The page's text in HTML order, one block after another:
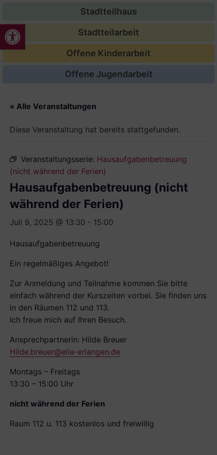
Werkzeugleiste öffnen
Stadtteilhaus
Stadtteilarbeit
Offene Kinderarbeit
Offene Jugendarbeit
« Alle Veranstaltungen
Diese Veranstaltung hat bereits stattgefunden.
Veranstaltungsserie: Hausaufgabenbetreuung
(nicht während der Ferien)
Hausaufgabenbetreuung (nicht
während der Ferien)
Juli 9, 2025 @ 13:30 - 15:00
Hausaufgabenbetreuung
Ein regelmäßiges Angebot!
Zur Anmeldung und Teilnahme kommen Sie bitte
einfach während der Kurszeiten vorbei. Sie finden uns
in den Räumen 112 und 113.
Ich freue mich auf Ihren Besuch.
Ansprechpartnerin: Hilde Breuer
Hilde.breuer@elia-erlangen.de
Montags – Freitags
13:30 – 15:00 Uhr
nicht während der Ferien
Raum 112 u. 113 kostenlos und freiwillig